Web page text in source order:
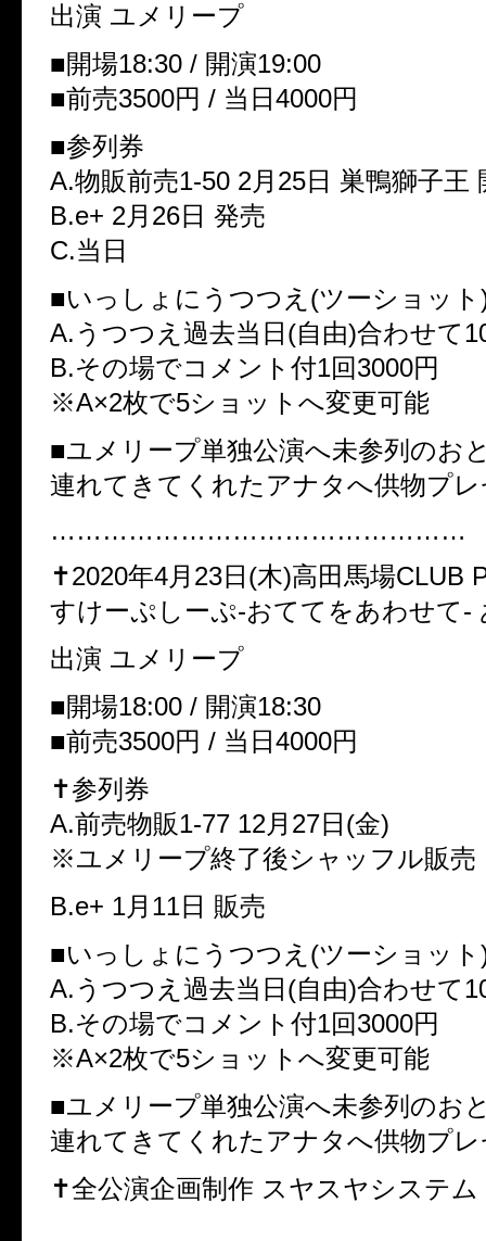
出演 ユメリープ
■開場18:30 / 開演19:00
■前売3500円 / 当日4000円
■参列券
A.物販前売1-50 2月25日 巣鴨獅子王
B.e+ 2月26日 発売
C.当日
■いっしょにうつつえ(ツーショット
A.うつつえ過去当日(自由)合わせて
B.その場でコメント付1回3000円
※A×2枚で5ショットへ変更可能
■ユメリープ単独公演へ未参列のお
連れてきてくれたアナタへ供物プ
…………………………………………
✝︎2020年4月23日(木)高田馬場CLUB
すけーぷしーぷ-おててをあわせて-
出演 ユメリープ
■開場18:00 / 開演18:30
■前売3500円 / 当日4000円
✝︎参列券
A.前売物販1-77 12月27日(金)
※ユメリープ終了後シャッフル販売
B.e+ 1月11日 販売
■いっしょにうつつえ(ツーショット
A.うつつえ過去当日(自由)合わせて
B.その場でコメント付1回3000円
※A×2枚で5ショットへ変更可能
■ユメリープ単独公演へ未参列のお
連れてきてくれたアナタへ供物プ
✝︎全公演企画制作 スヤスヤシステム